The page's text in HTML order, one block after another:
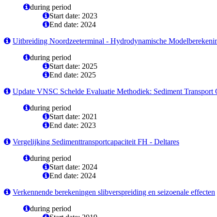
during period
Start date: 2023
End date: 2024
Uitbreiding Noordzeeterminal - Hydrodynamische
during period
Start date: 2025
End date: 2025
Update VNSC Schelde Evaluatie Methodiek: Sediment Transport
during period
Start date: 2021
End date: 2023
Vergelijking Sedimenttransportcapaciteit FH - Deltares
during period
Start date: 2024
End date: 2024
Verkennende berekeningen slibverspreiding en seizoenale effecten
during period